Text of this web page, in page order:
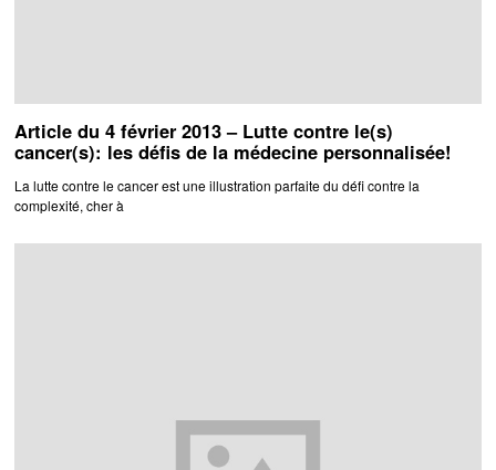
Article du 4 février 2013 – Lutte contre le(s)
cancer(s): les défis de la médecine personnalisée!
La lutte contre le cancer est une illustration parfaite du défi contre la
complexité, cher à